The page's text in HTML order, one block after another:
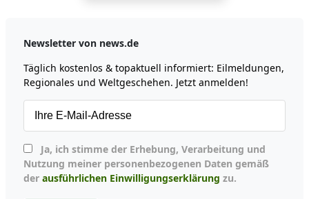
Newsletter von news.de
Täglich kostenlos & topaktuell informiert: Eilmeldungen,
Regionales und Weltgeschehen. Jetzt anmelden!
Nutzung meiner personenbezogenen Daten gemäß
der ausführlichen Einwilligungserklärung zu.